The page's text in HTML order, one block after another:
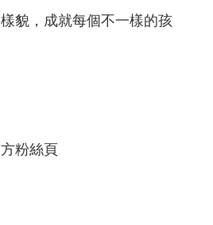
貌，成就每個不一樣的孩
粉絲頁